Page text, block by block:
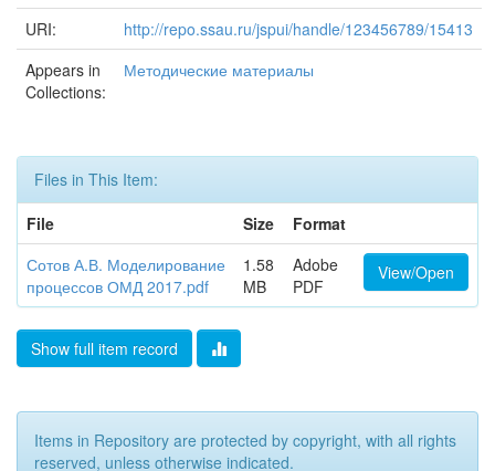
URI:
http://repo.ssau.ru/jspui/handle/123456789/15413
Appears in
Collections:
Методические материалы
Files in This Item:
File
Size
Format
Сотов А.В. Моделирование
процессов ОМД 2017.pdf
1.58
MB
Adobe
PDF
View/Open
Show full item record
Items in Repository are protected by copyright, with all rights
reserved, unless otherwise indicated.